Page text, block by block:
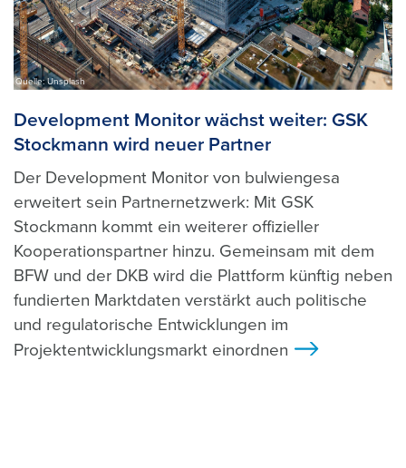
Quelle: Unsplash
Development Monitor wächst weiter: GSK
Stockmann wird neuer Partner
Der Development Monitor von bulwiengesa
erweitert sein Partnernetzwerk: Mit GSK
Stockmann kommt ein weiterer offizieller
Kooperationspartner hinzu. Gemeinsam mit dem
BFW und der DKB wird die Plattform künftig neben
fundierten Marktdaten verstärkt auch politische
und regulatorische Entwicklungen im
Projektentwicklungsmarkt einordnen